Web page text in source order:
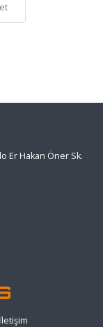
Er Hakan Öner Sk.
İletişim